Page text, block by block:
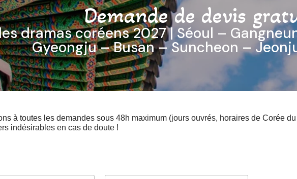
Demande de devis
dramas coréens 2027 | Séoul –
Gyeongju – Busan – Suncheon –
à toutes les demandes sous 48h maximum (jours ouvrés, horaires de Corée
indésirables en cas de doute !